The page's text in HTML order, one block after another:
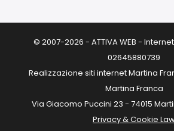
© 2007-2026 - ATTIVA WEB -
02645880739
Realizzazione siti internet Martina
Martina Franca
Via Giacomo Puccini 23 - 74015
Privacy & Cookie